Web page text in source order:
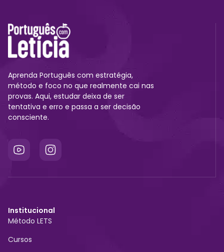
Aprenda Português com estratégia,
método e foco no que realmente cai nas
provas. Aqui, estudar deixa de ser
tentativa e erro e passa a ser decisão
consciente.
Institucional
Método LETS
Cursos